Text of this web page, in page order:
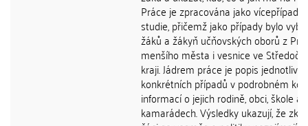
Práce je zpracována jako
studie, přičemž jako případy bylo
žáků a žákyň učňovských oborů z
menšího města i vesnice ve
kraji. Jádrem práce je popis
konkrétních případů v podrobném
informací o jejich rodině, obci, škole a
kamarádech. Výsledky ukazují, že